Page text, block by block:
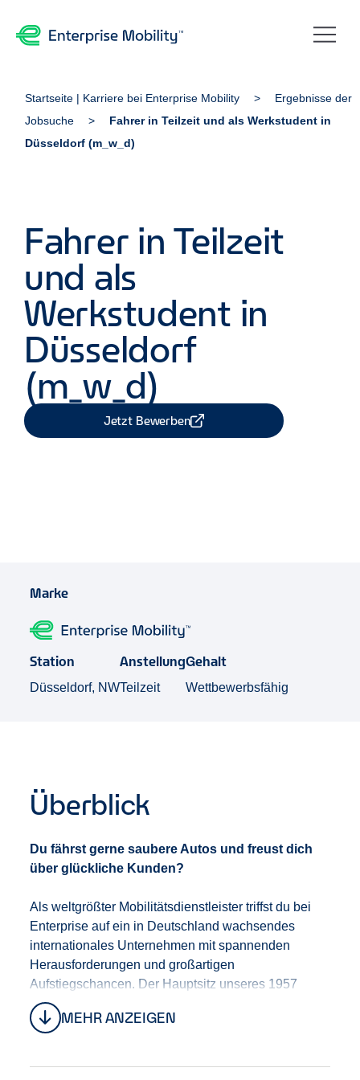
Startseite | Karriere bei Enterprise Mobility
Ergebnisse der
Jobsuche
Fahrer in Teilzeit und als Werkstudent in
Düsseldorf (m_w_d)
Fahrer in Teilzeit
und als
Werkstudent in
Düsseldorf
(m_w_d)
Jetzt Bewerben
Marke
Station
Düsseldorf, NW
Anstellung
Teilzeit
Gehalt
Wettbewerbsfähig
Überblick
MEHR ANZEIGEN
Du fährst gerne saubere Autos und freust dich
über glückliche Kunden?
Als weltgrößter Mobilitätsdienstleister triffst du bei
Enterprise auf ein in Deutschland wachsendes
internationales Unternehmen mit spannenden
Herausforderungen und großartigen
Aufstiegschancen. Der Hauptsitz unseres 1957
gegründeten Unternehmens ist in St. Louis (USA),
aber unser globales Netzwerk erstreckt sich auf